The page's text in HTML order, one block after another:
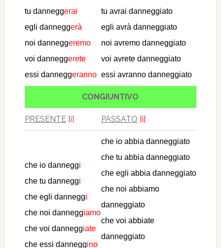
tu danneggerai
egli danneggerà
noi danneggeremo
voi danneggerete
essi danneggeranno
tu avrai danneggiato
egli avrà danneggiato
noi avremo danneggiato
voi avrete danneggiato
essi avranno danneggiato
CONGIUNTIVO
PRESENTE [i] PASSATO [i]
che io danneggi
che tu danneggi
che egli danneggi
che noi danneggiamo
che voi danneggiate
che essi danneggino
che io abbia danneggiato
che tu abbia danneggiato
che egli abbia danneggiato
che noi abbiamo
danneggiato
che voi abbiate
danneggiato